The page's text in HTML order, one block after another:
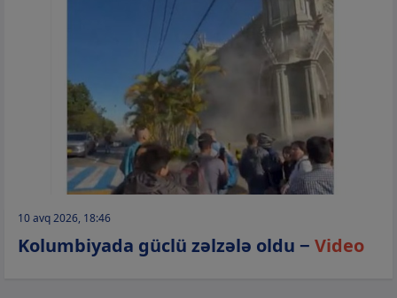
10 avq 2026, 18:46
Kolumbiyada güclü zəlzələ oldu − Video